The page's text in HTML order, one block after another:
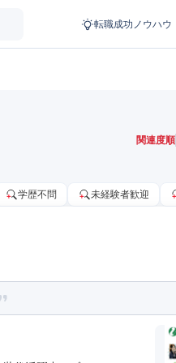
転職成功ノウハウ
関連度順
学歴不問 未経験者歓迎